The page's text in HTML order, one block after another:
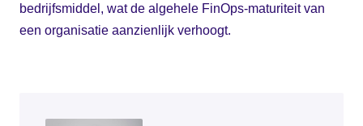
bedrijfsmiddel, wat de algehele FinOps-maturiteit van
een organisatie aanzienlijk verhoogt.